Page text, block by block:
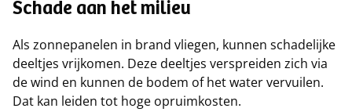
Schade aan het milieu
Als zonnepanelen in brand vliegen, kunnen schadelijke
deeltjes vrijkomen. Deze deeltjes verspreiden zich via
de wind en kunnen de bodem of het water vervuilen.
Dat kan leiden tot hoge opruimkosten.